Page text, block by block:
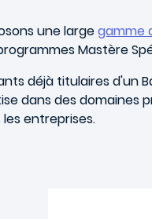
une largegamme
Mastère
déjà titulaires d'un
dans des domaines
entreprises.